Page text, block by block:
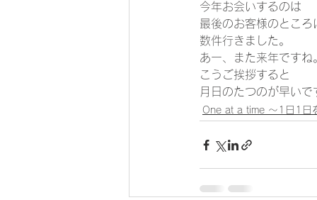
今年お会いするのは
最後のお客様のところ
数件行きました。
あー、また来年ですね
こうご挨拶すると
月日のたつのが早いで
One at a time ～1日1日